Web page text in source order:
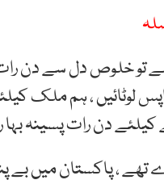
ہے تو خلوص دل سے دن
، ہم ملک
دن رات پسینہ بہا
تھے ، پاکستان میں